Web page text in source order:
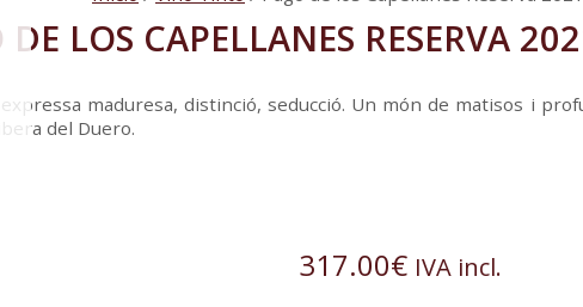
DE LOS CAPELLANES RESERVA
maduresa, distinció, seducció. Un món de matisos i
del Duero.
317.00€ IVA incl.